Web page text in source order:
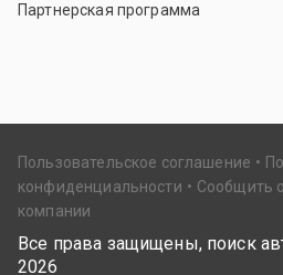
Партнерская программа
Пользовательское соглашение
конфиденциальности
Сообщить
компании
Все права защищены, поиск
2026